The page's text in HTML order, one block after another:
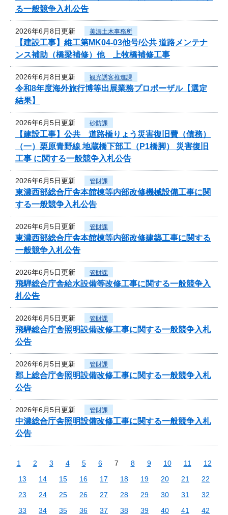
る一般競争入札公告
2026年6月8日更新 美濃土木事務所
【建設工事】維工第MK04-03他号/公共 道路メンテナ
ンス補助（橋梁補修）他 上牧橋補修工事
2026年6月8日更新 観光誘客推進課
令和8年度海外旅行博等出展業務プロポーザル【選定
結果】
2026年6月5日更新 砂防課
【建設工事】公共 道路橋りょう災害復旧費（債務）
（一）栗原青野線 地蔵橋下部工（P1橋脚） 災害復旧
工事 に関する一般競争入札公告
2026年6月5日更新 管財課
東濃西部総合庁舎本館棟等内部改修機械設備工事に関
する一般競争入札公告
2026年6月5日更新 管財課
東濃西部総合庁舎本館棟等内部改修建築工事に関する
一般競争入札公告
2026年6月5日更新 管財課
飛騨総合庁舎給水設備等改修工事に関する一般競争入
札公告
2026年6月5日更新 管財課
飛騨総合庁舎照明設備改修工事に関する一般競争入札
公告
2026年6月5日更新 管財課
郡上総合庁舎照明設備改修工事に関する一般競争入札
公告
2026年6月5日更新 管財課
中濃総合庁舎照明設備改修工事に関する一般競争入札
公告
1 2 3 4 5 6 7 8 9 10 11
12
13
14 15 16 17 18 19 20 21
22
23
24 25 26 27 28 29 30 31
32
33
34 35 36 37 38 39 40 41
42